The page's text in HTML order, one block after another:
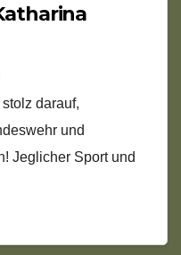
darauf,
und
Jeglicher Sport und